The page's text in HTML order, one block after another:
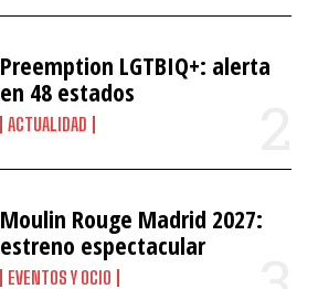
Preemption LGTBIQ+: alerta
en 48 estados
ACTUALIDAD
Moulin Rouge Madrid 2027:
estreno espectacular
EVENTOS Y OCIO